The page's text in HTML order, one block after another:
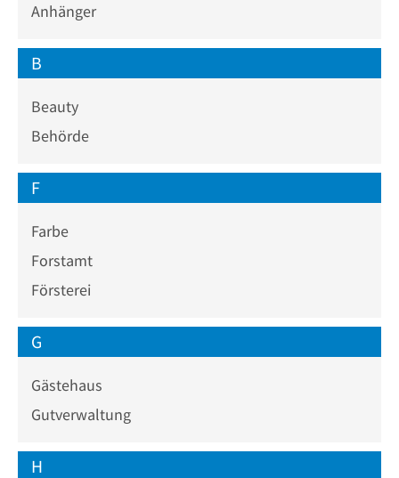
Anhänger
B
Beauty
Behörde
F
Farbe
Forstamt
Försterei
G
Gästehaus
Gutverwaltung
H